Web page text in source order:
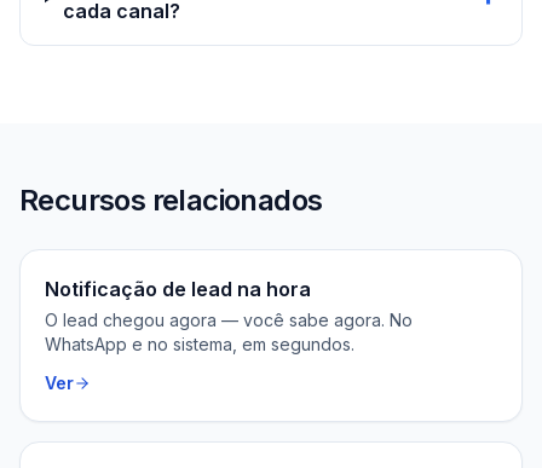
cada canal?
Recursos relacionados
Notificação de lead na hora
O lead chegou agora — você sabe agora. No
WhatsApp e no sistema, em segundos.
Ver